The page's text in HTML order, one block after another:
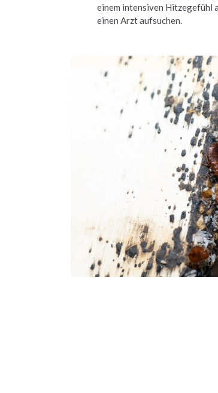
einem intensiven Hitzegefühl
einen Arzt aufsuchen.